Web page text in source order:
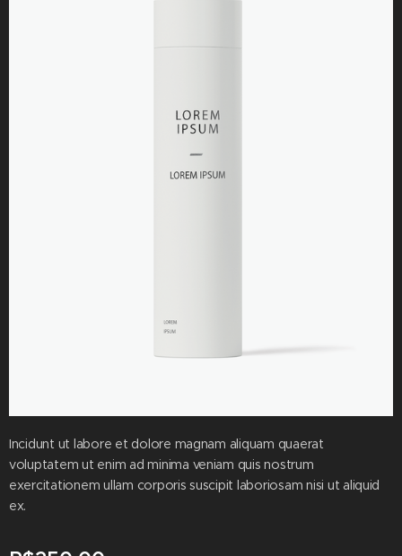
Incidunt ut labore et dolore magnam aliquam quaerat
voluptatem ut enim ad minima veniam quis nostrum
exercitationem ullam corporis suscipit laboriosam nisi ut aliquid
ex.